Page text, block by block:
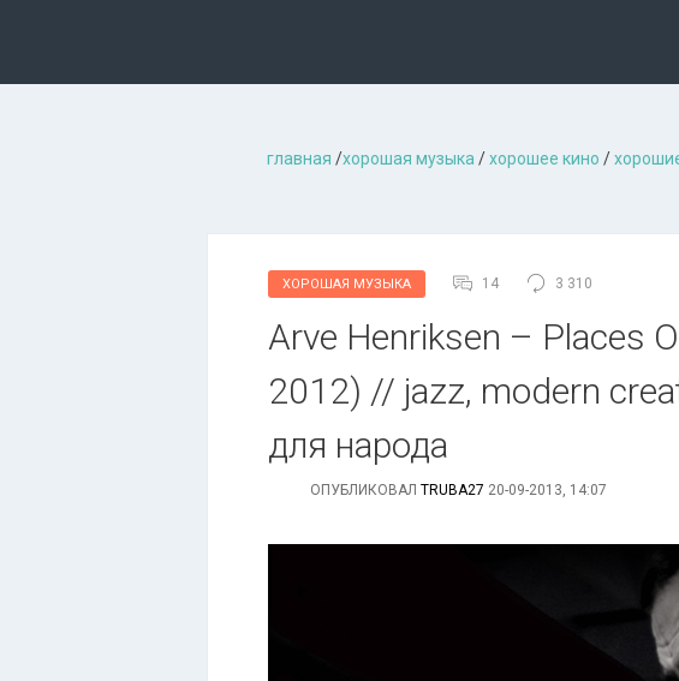
главная /хорошая музыкa /хорошее кино /
ХОРОШАЯ МУЗЫКА 14 3 310
Arve Henriksen – Places
2012) // jazz, modern
для народа
ОПУБЛИКОВАЛ TRUBA27 20-09-2013, 14:07